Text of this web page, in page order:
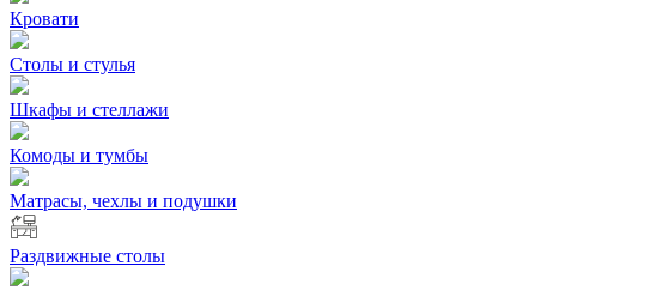
Кровати
Столы и стулья
Шкафы и стеллажи
Комоды и тумбы
Матрасы, чехлы и подушки
Раздвижные столы